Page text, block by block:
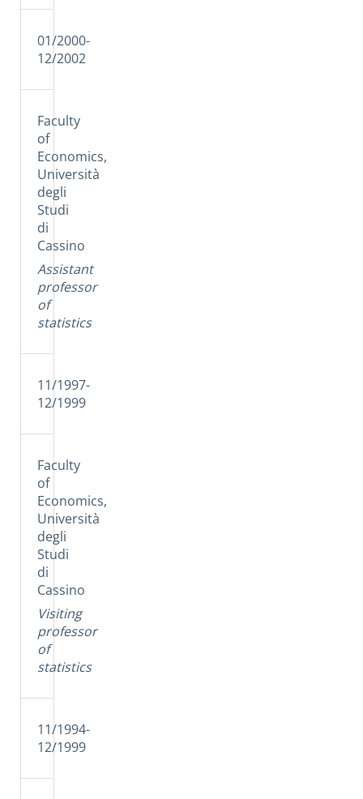
01/2000-
12/2002
Faculty
of
Economics,
Università
degli
Studi
di
Cassino
Assistant
professor
of
statistics
11/1997-
12/1999
Faculty
of
Economics,
Università
degli
Studi
di
Cassino
Visiting
professor
of
statistics
11/1994-
12/1999